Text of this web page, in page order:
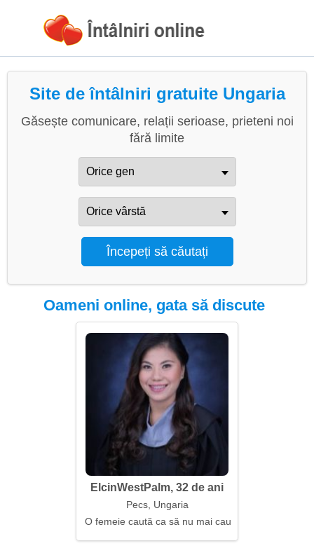
Site de întâlniri gratuite Ungaria
Găsește comunicare, relații serioase, prieteni noi
fără limite
Oameni online, gata să discute
ElcinWestPalm, 32 de ani
Pecs, Ungaria
O femeie caută ca să nu mai caute